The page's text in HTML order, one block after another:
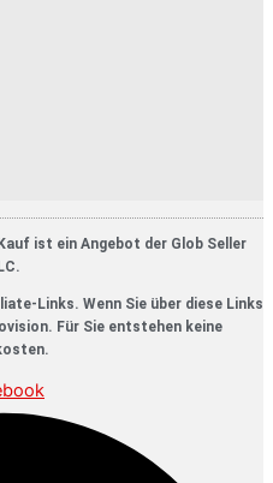
ist ein Angebot der Glob Seller
Links. Wenn Sie über diese Links
Für Sie entstehen keine